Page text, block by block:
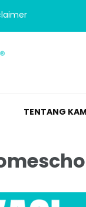
TENTANG